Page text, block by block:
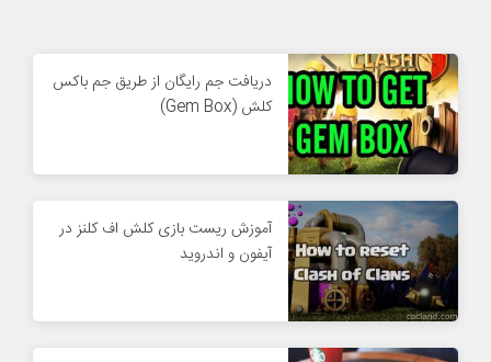
دریافت جم رایگان از طریق جم باکس
کلش (Gem Box)
آموزش ریست بازی کلش اف کلنز در
آیفون و اندروید